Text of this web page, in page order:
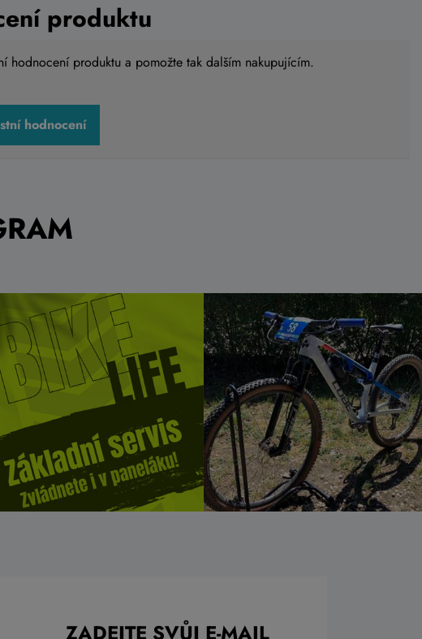
produktu
hodnocení produktu a pomožte tak dalším nakupujícím.
hodnocení
ZADEJTE SVŮJ E-MAIL